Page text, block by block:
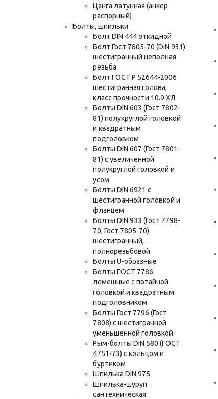
Цанга латунная (анкер
распорный)
Болты, шпильки
Болт DIN 444 откидной
Болт Гост 7805-70 (DIN 931)
шестигранный неполная
резьба
Болт ГОСТ Р 52644-2006
шестигранная голова,
класс прочности 10.9 ХЛ
Болты DIN 603 (Гост 7802-
81) полукруглой головкой
и квадратным
подголовком
Болты DIN 607 (Гост 7801-
81) с увеличенной
полукруглой головкой и
усом
Болты DIN 6921 с
шестигранной головкой и
фланцем
Болты DIN 933 (Гост 7798-
70, Гост 7805-70)
шестигранный,
полнорезьбовой
Болты U-образные
Болты ГОСТ 7786
лемешные с потайной
головкой и квадратным
подголовником
Болты Гост 7796 (Гост
7808) с шестигранной
уменьшенной головкой
Рым-болты DIN 580 (ГОСТ
4751-73) с кольцом и
буртиком
Шпилька DIN 975
Шпилька-шуруп
сантехническая